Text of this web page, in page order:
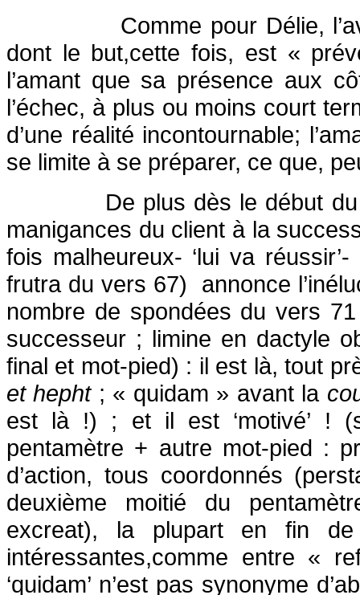
Comme pour Délie,
dont le but,cette fois, est «
l’amant que sa présence aux
l’échec, à plus ou moins court
d’une réalité incontournable;
se limite à se préparer, ce que,
De plus dès le début
manigances du client à la
fois malheureux- ‘lui va
frutra du vers 67)
annonce
nombre de spondées du vers
successeur ; limine en dactyle
final et mot-pied) : il est là, tout
et hepht; « quidam » avant la
est là !) ; et il est ‘motivé’ !
pentamètre + autre mot-pied :
d’action, tous coordonnés
deuxième moitié du
excreat), la plupart en fin
intéressantes,comme entre «
‘quidam’ n’est pas synonyme